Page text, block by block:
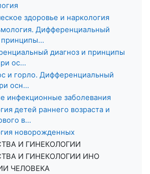
здоровье и наркология
Дифференциальный
принципы...
диагноз и принципы
ос...
и горло. Дифференциальный
осн...
инфекционные заболевания
детей раннего возраста и
в...
новорожденных
И ГИНЕКОЛОГИИ
И ГИНЕКОЛОГИИ ИНО
ЧЕЛОВЕКА